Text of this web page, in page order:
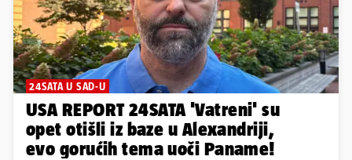
24SATA U SAD-U
USA REPORT 24SATA 'Vatreni' su
opet otišli iz baze u Alexandriji,
evo gorućih tema uoči Paname!